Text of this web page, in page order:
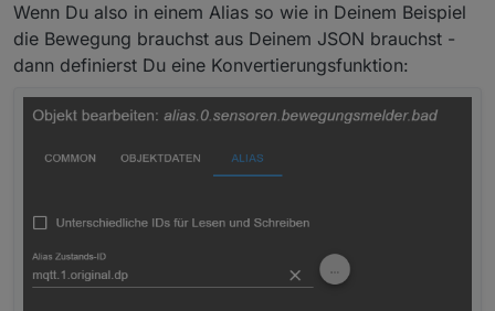
Wenn Du also in einem Alias so wie in Deinem Beispiel
die Bewegung brauchst aus Deinem JSON brauchst -
dann definierst Du eine Konvertierungsfunktion: